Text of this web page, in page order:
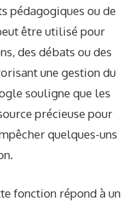
pédagogiques ou de
être utilisé pour
des débats ou des
une gestion du
souligne que les
précieuse pour
quelques-uns
fonction répond à un